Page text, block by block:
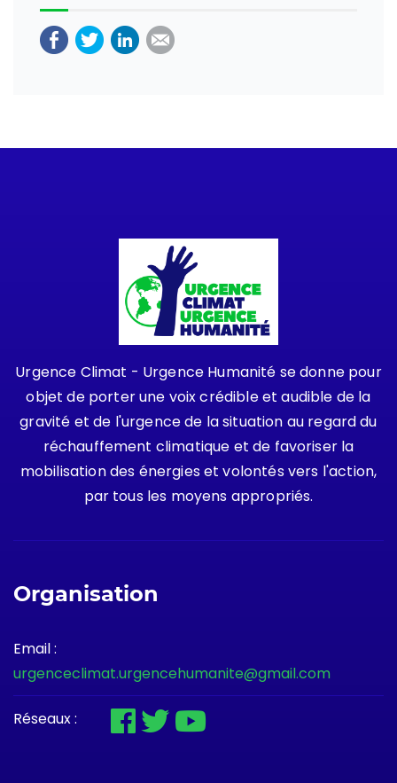
Urgence Climat - Urgence Humanité se donne pour
objet de porter une voix crédible et audible de la
gravité et de l'urgence de la situation au regard du
réchauffement climatique et de favoriser la
mobilisation des énergies et volontés vers l'action,
par tous les moyens appropriés.
Organisation
Email :
urgenceclimat.urgencehumanite@gmail.com
Réseaux :